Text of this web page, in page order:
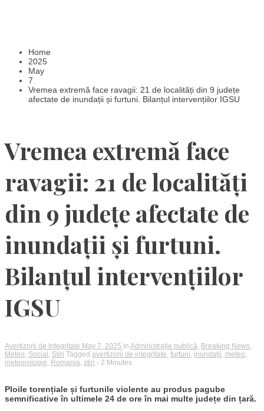
Home
2025
May
7
Vremea extremă face ravagii: 21 de localități din 9 județe
afectate de inundații și furtuni. Bilanțul intervențiilor IGSU
Vremea extremă face
ravagii: 21 de localități
din 9 județe afectate de
inundații și furtuni.
Bilanțul intervențiilor
IGSU
Avertizorii de Integritate May 7, 2025 in Administrație publică, Breaking News,
Meteo, Social , Stiri Tagged avertizorii de integritate, furtuni, inundații, meteo,
meteorologie, Romania, stiri - 2 Minutes
Ploile torențiale și furtunile violente au produs pagube
semnificative în ultimele 24 de ore în mai multe județe din țară.